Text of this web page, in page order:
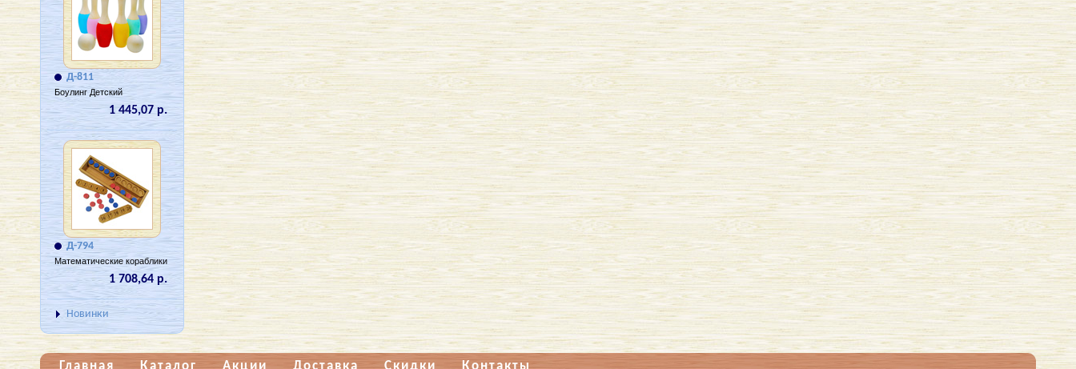
Д-811
Боулинг Детский
1 445,07 р.
Д-794
Математические кораблики
1 708,64 р.
Новинки
Главная Каталог Акции Доставка Скидки Контакты